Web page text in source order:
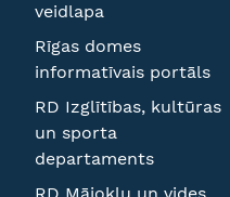
veidlapa
Rīgas domes
informatīvais portāls
RD Izglītības, kultūras
un sporta
departaments